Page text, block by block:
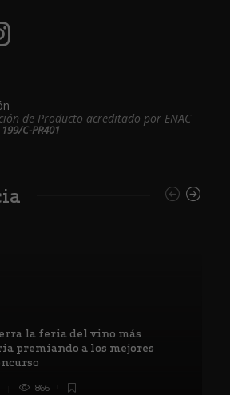
de Producto acreditado por ENAC
199/C-PR401
la feria del vino más
premiando a los mejores
866